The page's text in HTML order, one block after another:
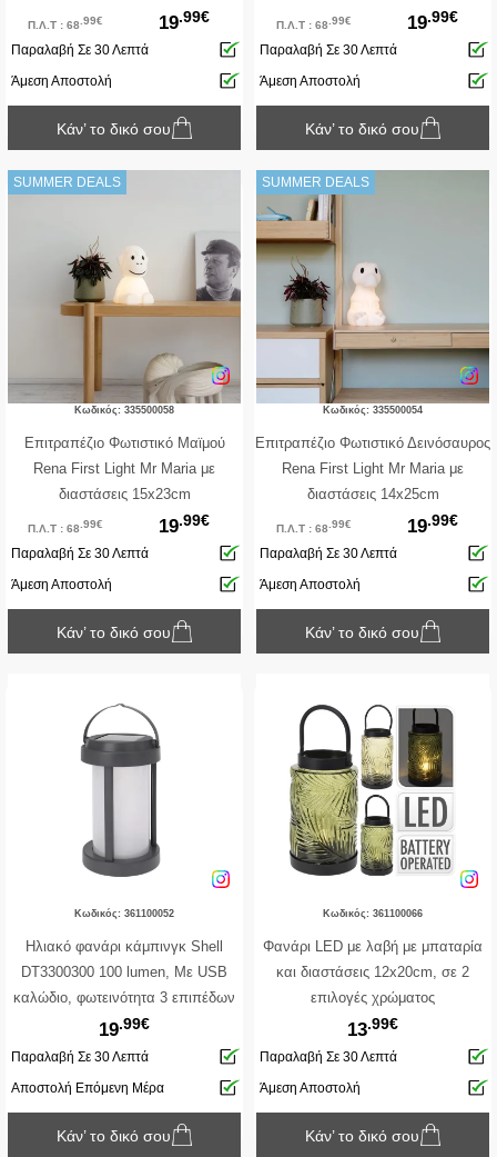
Π.Λ.Τ : 68.99€ 19.99€
Παραλαβή Σε 30 Λεπτά
Άμεση Αποστολή
Κάν’ το δικό σου
Π.Λ.Τ : 68.99€ 19.99€
Παραλαβή Σε 30 Λεπτά
Άμεση Αποστολή
Κάν’ το δικό σου
SUMMER DEALS
Κωδικός: 335500058
Επιτραπέζιο Φωτιστικό Μαϊμού
Rena First Light Mr Maria με
διαστάσεις 15x23cm
Π.Λ.Τ : 68.99€ 19.99€
Παραλαβή Σε 30 Λεπτά
Άμεση Αποστολή
Κάν’ το δικό σου
SUMMER DEALS
Κωδικός: 335500054
Επιτραπέζιο Φωτιστικό Δεινόσαυρος
Rena First Light Mr Maria με
διαστάσεις 14x25cm
Π.Λ.Τ : 68.99€ 19.99€
Παραλαβή Σε 30 Λεπτά
Άμεση Αποστολή
Κάν’ το δικό σου
Κωδικός: 361100052
Hλιακό φανάρι κάμπινγκ Shell
DT3300300 100 lumen, Με USB
καλώδιο, φωτεινότητα 3 επιπέδων
100/75/50%, ένδειξης φόρτισης, γκρι
19.99€
Παραλαβή Σε 30 Λεπτά
Αποστολή Επόμενη Μέρα
Κάν’ το δικό σου
Κωδικός: 361100066
Φανάρι LED με λαβή με μπαταρία
και διαστάσεις 12x20cm, σε 2
επιλογές χρώματος
13.99€
Παραλαβή Σε 30 Λεπτά
Άμεση Αποστολή
Κάν’ το δικό σου